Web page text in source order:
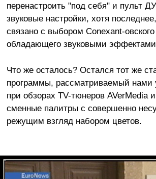
перенастроить "под себя" и пульт
звуковые настройки, хотя
связано с выбором Conexant-
обладающего звуковыми
Что же осталось? Остался тот же
программы, рассматриваемый нами
при обзорах TV-тюнеров
сменные палитры с совершенно
режущим взгляд набором цветов.